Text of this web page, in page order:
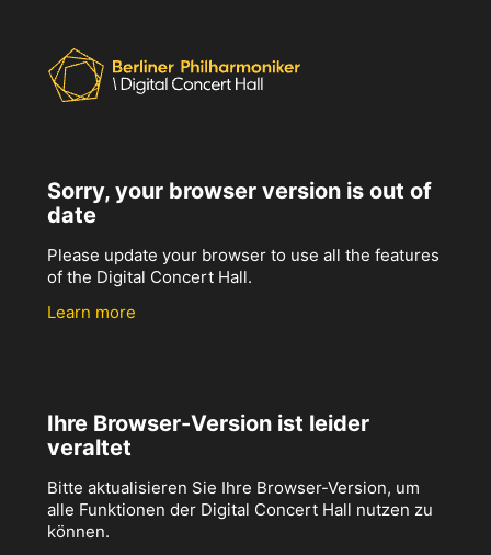
Sorry, your browser version is out of
date
Please update your browser to use all the features
of the Digital Concert Hall.
Learn more
Ihre Browser-Version ist leider
veraltet
Bitte aktualisieren Sie Ihre Browser-Version, um
alle Funktionen der Digital Concert Hall nutzen zu
können.